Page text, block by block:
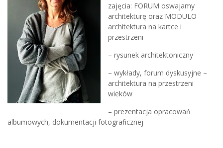
zajęcia: FORUM oswajamy
architekturę oraz MODULO
architektura na kartce i
przestrzeni
– rysunek architektoniczny
– wykłady, forum dyskusyjne –
architektura na przestrzeni
wieków
– prezentacja opracowań
albumowych, dokumentacji fotograficznej